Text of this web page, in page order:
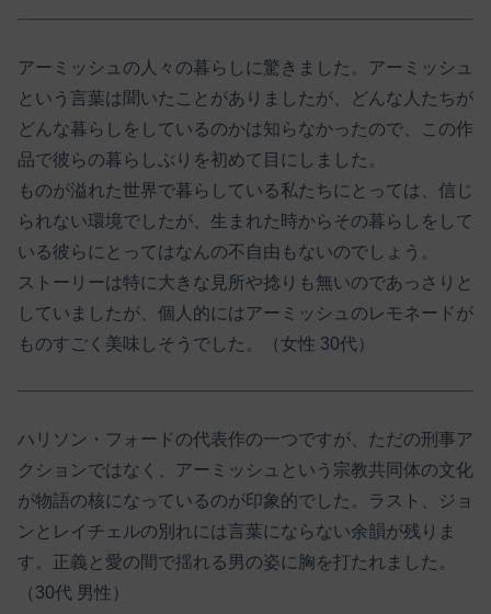
アーミッシュの人々の暮らしに驚きました。アーミッシュ
という言葉は聞いたことがありましたが、どんな人たちが
どんな暮らしをしているのかは知らなかったので、この作
品で彼らの暮らしぶりを初めて目にしました。
ものが溢れた世界で暮らしている私たちにとっては、信じ
られない環境でしたが、生まれた時からその暮らしをして
いる彼らにとってはなんの不自由もないのでしょう。
ストーリーは特に大きな見所や捻りも無いのであっさりと
していましたが、個人的にはアーミッシュのレモネードが
ものすごく美味しそうでした。（女性 30代）
ハリソン・フォードの代表作の一つですが、ただの刑事ア
クションではなく、アーミッシュという宗教共同体の文化
が物語の核になっているのが印象的でした。ラスト、ジョ
ンとレイチェルの別れには言葉にならない余韻が残りま
す。正義と愛の間で揺れる男の姿に胸を打たれました。
（30代 男性）